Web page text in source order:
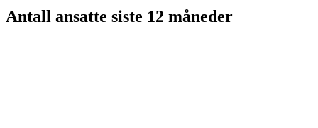
Antall ansatte siste 12 måneder